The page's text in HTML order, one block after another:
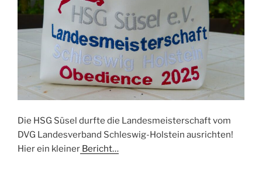
Die HSG Süsel durfte die Landesmeisterschaft vom
DVG Landesverband Schleswig-Holstein ausrichten!
Hier ein kleiner Bericht…